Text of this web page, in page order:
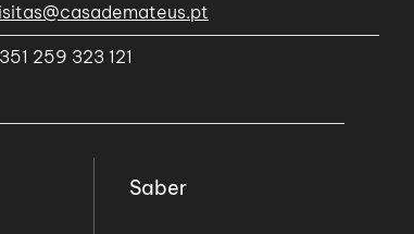
259 323 121
Saber